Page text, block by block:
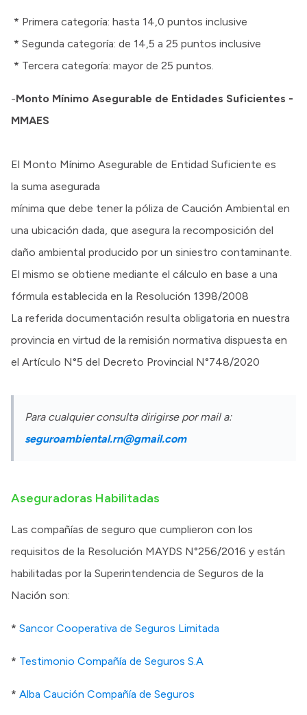
* Primera categoría: hasta 14,0 puntos inclusive
* Segunda categoría: de 14,5 a 25 puntos inclusive
* Tercera categoría: mayor de 25 puntos.
-Monto Mínimo Asegurable de Entidades Suficientes -
MMAES
El Monto Mínimo Asegurable de Entidad Suficiente es
la suma asegurada
mínima que debe tener la póliza de Caución Ambiental en
una ubicación dada, que asegura la recomposición del
daño ambiental producido por un siniestro contaminante.
El mismo se obtiene mediante el cálculo en base a una
fórmula establecida en la Resolución 1398/2008
La referida documentación resulta obligatoria en nuestra
provincia en virtud de la remisión normativa dispuesta en
el Artículo N°5 del Decreto Provincial N°748/2020
Para cualquier consulta dirigirse por mail a:
seguroambiental.rn@gmail.com
Aseguradoras Habilitadas
Las compañías de seguro que cumplieron con los
requisitos de la Resolución MAYDS N°256/2016 y están
habilitadas por la Superintendencia de Seguros de la
Nación son:
* Sancor Cooperativa de Seguros Limitada
* Testimonio Compañía de Seguros S.A
* Alba Caución Compañía de Seguros